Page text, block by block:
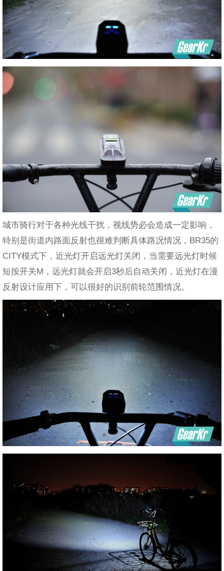
城市骑行对于各种光线干扰，视线势必会造成一定影响，
特别是街道内路面反射也很难判断具体路况情况，BR35的
CITY模式下，近光灯开启远光灯关闭，当需要远光灯时候
短按开关M，远光灯就会开启3秒后自动关闭，近光灯在漫
反射设计应用下，可以很好的识别前轮范围情况。